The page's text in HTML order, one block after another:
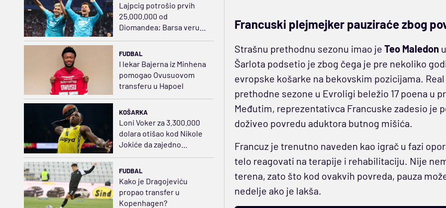
Lajpcig potrošio prvih
25.000.000 od
Diomandea; Barsa veruje
FUDBAL
I lekar Bajerna iz Minhena
pomogao Ovusuovom
transferu u Hapoel
KOŠARKA
Loni Voker za 3.300.000
dolara otišao kod Nikole
Jokiće da zajedno
napadnu NBA ligu
FUDBAL
Kako je Dragojeviću
propao transfer u
Kopenhagen?
Francuski plejmejker pauziraće zbog
Strašnu prethodnu sezonu imao je Teo Maledon
Šarlota podsetio je zbog čega je pre nekoliko
evropske košarke na bekovskim pozicijama.
prethodne sezone u Evroligi beležio 17 poena u
Međutim, reprezentativca Francuske zadesio je
doživeo povredu aduktora butnog mišića.
Francuz je trenutno naveden kao igrač u fazi
telo reagovati na terapije i rehabilitaciju. Nije
terena, zato što kod ovakvih povreda, pauza
nedelje ako je lakša.